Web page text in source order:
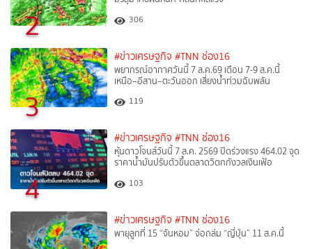
2 306
3
#ข่าวเศรษฐกิจ #TNN ช่อง16
พยากรณ์อากาศวันนี้ 7 ส.ค.69 เตือน 7-9 ส.ค.นี้
เหนือ–อีสาน–ตะวันออก เสี่ยงน้ำท่วมฉับพลัน
119
4
#ข่าวเศรษฐกิจ #TNN ช่อง16
หุ้นดาวโจนส์วันนี้ 7 ส.ค. 2569 ปิดร่วงแรง 464.02 จุด
ราคาน้ำมันปรับตัวขึ้นตลาดวิตกกังวลเงินเฟ้อ
103
#ข่าวเศรษฐกิจ #TNN ช่อง16
พายุลูกที่ 15 “จันหอม” จ่อถล่ม “ญี่ปุ่น” 11 ส.ค.นี้